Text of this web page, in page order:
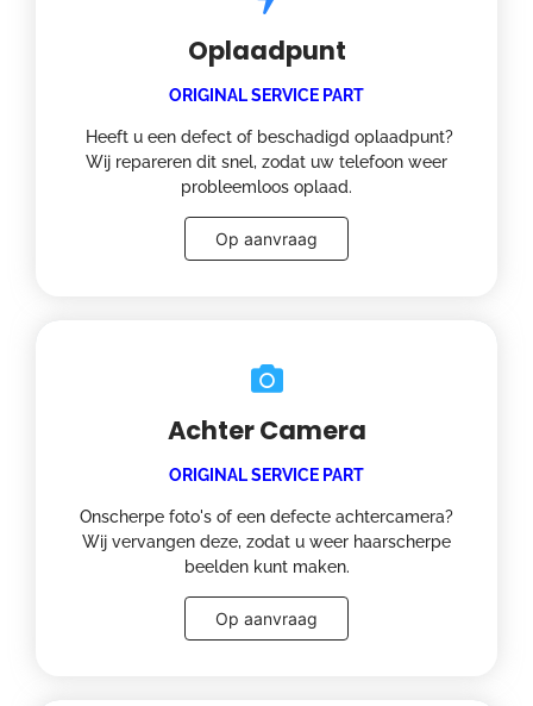
Oplaadpunt
ORIGINAL SERVICE PART
Heeft u een defect of beschadigd oplaadpunt?
Wij repareren dit snel, zodat uw telefoon weer
probleemloos oplaad.
Op aanvraag
Achter Camera
ORIGINAL SERVICE PART
Onscherpe foto's of een defecte achtercamera?
Wij vervangen deze, zodat u weer haarscherpe
beelden kunt maken.
Op aanvraag